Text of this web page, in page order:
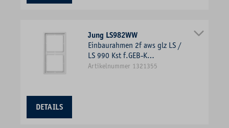
Jung LS982WW
Einbaurahmen 2f aws glz LS /
LS 990 Kst f.GEB-K
Unterputzmontage Duropl
Artikelnummer 1321355
DETAILS